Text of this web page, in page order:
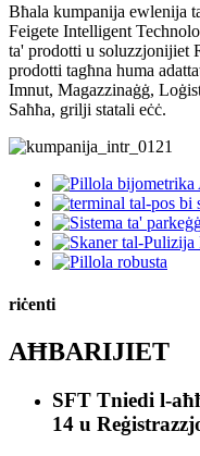
Bħala kumpanija ewlenija
Feigete Intelligent
ta' prodotti u soluzzjonijiet
prodotti tagħna huma
Imnut, Magazzinaġġ,
Saħħa, grilji statali eċċ.
riċenti
AĦBARIJIET
SFT Tniedi l-
14 u